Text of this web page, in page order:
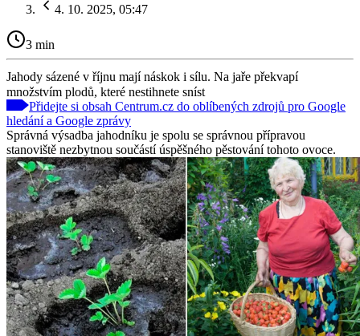
4. 10. 2025, 05:47
3 min
Jahody sázené v říjnu mají náskok i sílu. Na jaře překvapí
množstvím plodů, které nestihnete sníst
Přidejte si obsah Centrum.cz do oblíbených zdrojů pro Google
hledání a Google zprávy
Správná výsadba jahodníku je spolu se správnou přípravou
stanoviště nezbytnou součástí úspěšného pěstování tohoto ovoce.